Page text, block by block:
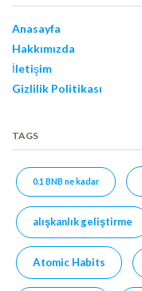
Anasayfa
Hakkımızda
İletişim
Gizlilik Politikası
TAGS
0.1 BNB ne kadar
alışkanlık geliştirme
Atomic Habits